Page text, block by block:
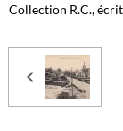
Collection R.C.,